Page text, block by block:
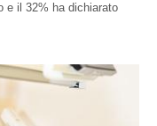
e il 32% ha dichiarato